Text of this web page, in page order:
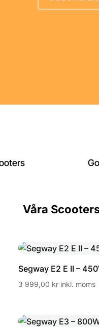
Våra
Segway E2 E II –
3 999,00 kr inkl. moms